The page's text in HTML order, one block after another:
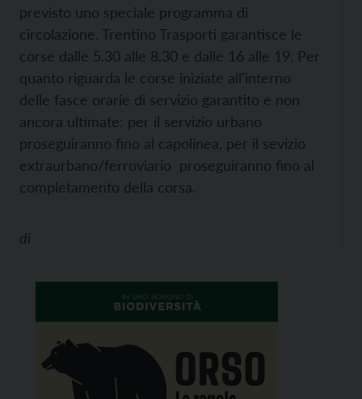
previsto uno speciale programma di
circolazione. Trentino Trasporti garantisce le
corse dalle 5.30 alle 8.30 e dalle 16 alle 19. Per
quanto riguarda le corse iniziate all’interno
delle fasce orarie di servizio garantito e non
ancora ultimate: per il servizio urbano
proseguiranno fino al capolinea, per il sevizio
extraurbano/ferroviario proseguiranno fino al
completamento della corsa.
di